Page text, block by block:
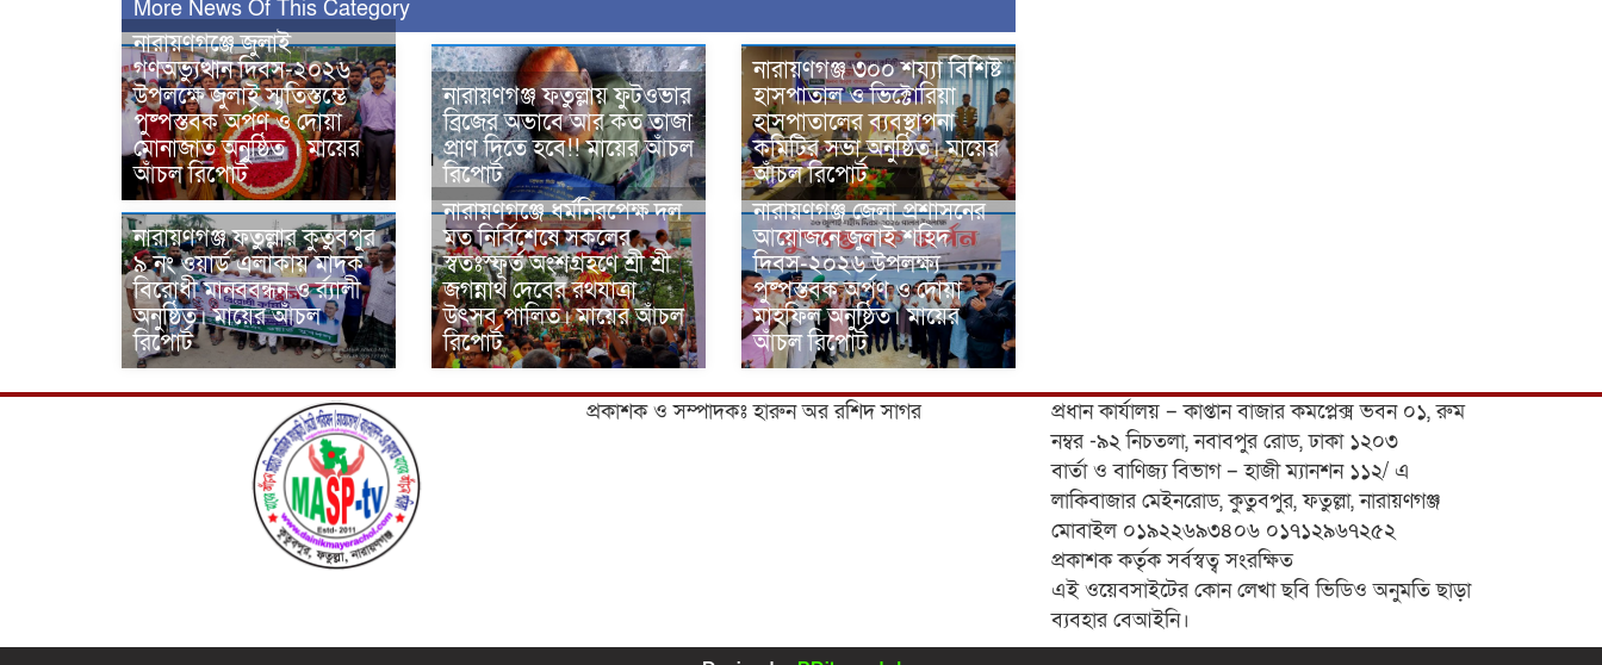
More News Of This Category
নারায়ণগঞ্জে জুলাই
গণঅভ্যুত্থান দিবস-২০২৬
উপলক্ষে জুলাই স্মৃতিস্তম্ভে
পুষ্পস্তবক অর্পণ ও দোয়া
মোনাজাত অনুষ্ঠিত । মায়ের
আঁচল রিপোর্ট
নারায়ণগঞ্জ ফতুল্লায় ফুটওভার
ব্রিজের অভাবে আর কত তাজা
প্রাণ দিতে হবে!! মায়ের আঁচল
রিপোর্ট
নারায়ণগঞ্জ ৩০০ শয্যা বিশিষ্ট
হাসপাতাল ও ভিক্টোরিয়া
হাসপাতালের ব্যবস্থাপনা
কমিটির সভা অনুষ্ঠিত। মায়ের
আঁচল রিপোর্ট
নারায়ণগঞ্জ ফতুল্লার কুতুবপুর
৯ নং ওয়ার্ড এলাকায় মাদক
বিরোধী মানববন্ধন ও র্র্যালী
অনুষ্ঠিত। মায়ের আঁচল
রিপোর্ট
নারায়ণগঞ্জে ধর্মনিরপেক্ষ দল
মত নির্বিশেষে সকলের
স্বতঃস্ফূর্ত অংশগ্রহণে শ্রী শ্রী
জগন্নাথ দেবের রথযাত্রা
উৎসব পালিত। মায়ের আঁচল
রিপোর্ট
নারায়ণগঞ্জ জেলা প্রশাসনের
আয়োজনে জুলাই শহিদ
দিবস-২০২৬ উপলক্ষ্য
পুষ্পস্তবক অর্পণ ও দোয়া
মাহফিল অনুষ্ঠিত। মায়ের
আঁচল রিপোর্ট
প্রকাশক ও সম্পাদকঃ হারুন অর রশিদ সাগর
প্রধান কার্যালয় – কাপ্তান বাজার কমপ্লেক্স ভবন ০১, রুম
নম্বর -৯২ নিচতলা, নবাবপুর রোড, ঢাকা ১২০৩
বার্তা ও বাণিজ্য বিভাগ – হাজী ম্যানশন ১১২/ এ
লাকিবাজার মেইনরোড, কুতুবপুর, ফতুল্লা, নারায়ণগঞ্জ
মোবাইল ০১৯২২৬৯৩৪০৬ ০১৭১২৯৬৭২৫২
প্রকাশক কর্তৃক সর্বস্বত্ব সংরক্ষিত
এই ওয়েবসাইটের কোন লেখা ছবি ভিডিও অনুমতি ছাড়া
ব্যবহার বেআইনি।